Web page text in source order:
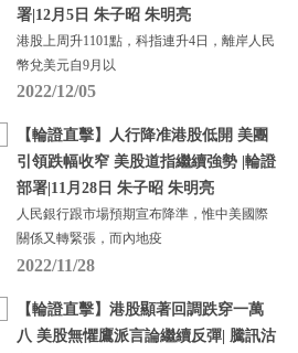
署|12月5日 朱子昭 朱明亮
港股上周升1101點，科指連升4日，離岸人民
幣兌美元自9月以
2022/12/05
【輪證直擊】人行降准港股低開 美團
引領跌幅收窄 美股道指繼續強勢 |輪證
部署|11月28日 朱子昭 朱明亮
人民銀行跟市場預期宣布降準，惟中美國際
關係又轉緊張，而內地疫
2022/11/28
【輪證直擊】港股顯著回調跌穿一萬
八 美股無懼鷹派言論繼續反彈| 騰訊沽